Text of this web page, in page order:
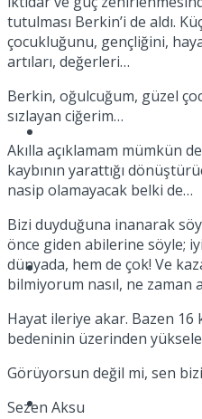
Spor
Podcast
tutulması Berkin’i de aldı.
çocukluğunu, gençliğini,
artıları, değerleri…
Berkin, oğulcuğum, güzel
sızlayan ciğerim…
Akılla açıklamam mümkün
kaybının yarattığı
nasip olamayacak belki de…
Bizi duyduğuna inanarak
önce giden abilerine söyle;
dünyada, hem de çok! Ve
bilmiyorum nasıl, ne zaman
Hayat ileriye akar. Bazen 16
bedeninin üzerinden
Görüyorsun değil mi, sen
Sezen Aksu